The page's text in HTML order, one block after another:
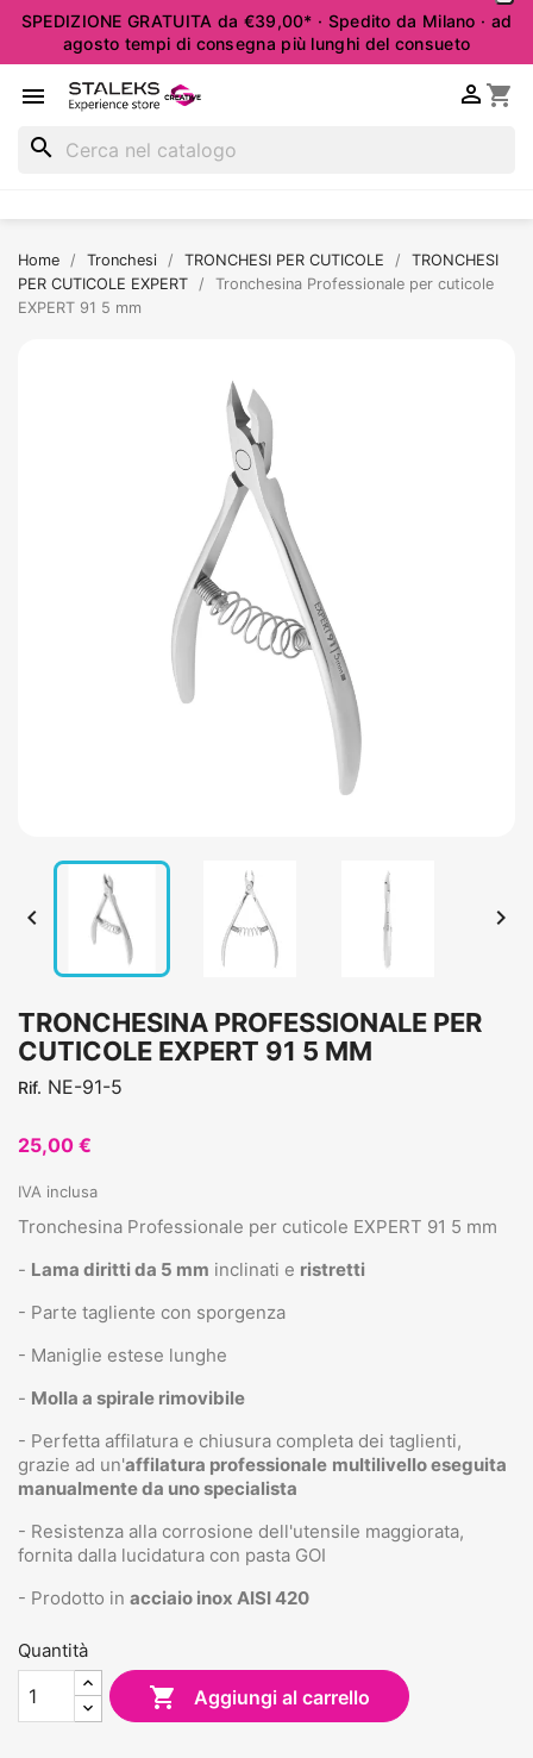
SPEDIZIONE GRATUITA da €39,00* · Spedito da Milano · ad
agosto tempi di consegna più lunghi del consueto
 shopping_cart

search
Home Tronchesi TRONCHESI PER CUTICOLE
TRONCHESI
PER CUTICOLE EXPERT
Tronchesina Professionale per cuticole
EXPERT 91 5 mm
 
TRONCHESINA PROFESSIONALE PER
CUTICOLE EXPERT 91 5 MM
Rif. NE-91-5
25,00 €
IVA inclusa
Tronchesina Professionale per cuticole EXPERT 91 5 mm
- Lama diritti da 5 mm inclinati e ristretti
- Parte tagliente con sporgenza
- Maniglie estese lunghe
- Molla a spirale rimovibile
- Perfetta affilatura e chiusura completa dei taglienti,
grazie ad un'affilatura professionale multilivello eseguita
manualmente da uno specialista
- Resistenza alla corrosione dell'utensile maggiorata,
fornita dalla lucidatura con pasta GOI
- Prodotto in acciaio inox AISI 420
Quantità
 Aggiungi al carrello